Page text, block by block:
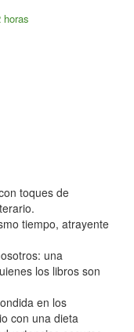
horas
toques de
tiempo, atrayente
una
los libros son
en los
con una dieta